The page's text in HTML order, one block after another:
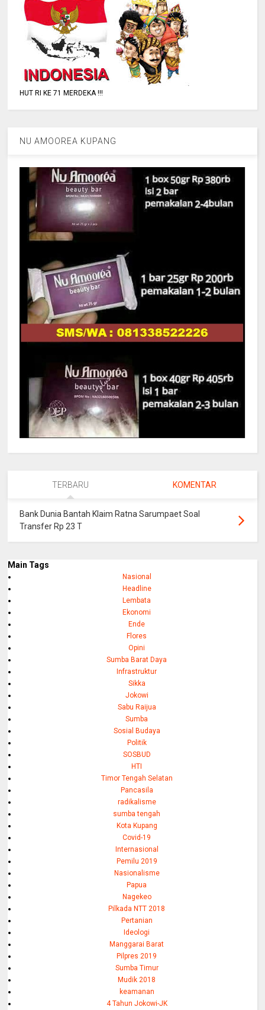
HUT RI KE 71 MERDEKA !!!
NU AMOOREA KUPANG
TERBARU KOMENTAR
Bank Dunia Bantah Klaim Ratna Sarumpaet Soal
Transfer Rp 23 T
Main Tags
Nasional
Headline
Lembata
Ekonomi
Ende
Flores
Opini
Sumba Barat Daya
Infrastruktur
Sikka
Jokowi
Sabu Raijua
Sumba
Sosial Budaya
Politik
SOSBUD
HTI
Timor Tengah Selatan
Pancasila
radikalisme
sumba tengah
Kota Kupang
Covid-19
Internasional
Pemilu 2019
Nasionalisme
Papua
Nagekeo
Pilkada NTT 2018
Pertanian
Ideologi
Manggarai Barat
Pilpres 2019
Sumba Timur
Mudik 2018
keamanan
4 Tahun Jokowi-JK